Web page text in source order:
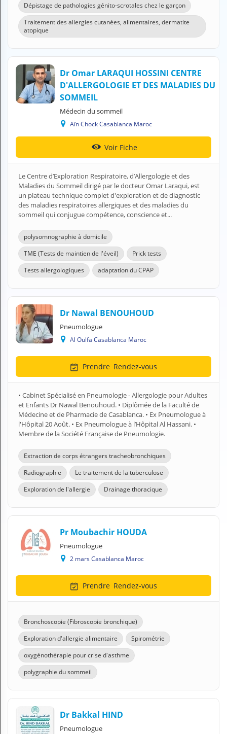
Questions médicales
Clinique
Laboratoire
Vétérinaire
M
FR Français
Dépistage de pathologies génito-scrotales chez le garçon
Traitement des allergies cutanées, alimentaires, dermatite
atopique
Dr Omar LARAQUI HOSSINI CENTRE
D'ALLERGOLOGIE ET DES MALADIES DU
SOMMEIL
Médecin du sommeil
Aïn Chock Casablanca Maroc
Voir Fiche
Le Centre d’Exploration Respiratoire, d’Allergologie et des
Maladies du Sommeil dirigé par le docteur Omar Laraqui, est
un plateau technique complet d'exploration et de diagnostic
des maladies respiratoires allergiques et des maladies du
sommeil qui conjugue compétence, conscience et...
polysomnographie à domicile
TME (Tests de maintien de l'éveil)
Prick tests
Tests allergologiques
adaptation du CPAP
Dr Nawal BENOUHOUD
Pneumologue
Al Oulfa Casablanca Maroc
Prendre Rendez-vous
• Cabinet Spécialisé en Pneumologie - Allergologie pour Adultes
et Enfants Dr Nawal Benouhoud. • Diplômée de la Faculté de
Médecine et de Pharmacie de Casablanca. • Ex Pneumologue à
l'Hôpital 20 Août. • Ex Pneumologue à l’Hôpital Al Hassani. •
Membre de la Société Française de Pneumologie.
Extraction de corps étrangers tracheobronchiques
Radiographie
Le traitement de la tuberculose
Exploration de l'allergie
Drainage thoracique
Pr Moubachir HOUDA
Pneumologue
2 mars Casablanca Maroc
Prendre Rendez-vous
Bronchoscopie (Fibroscopie bronchique)
Exploration d'allergie alimentaire
Spirométrie
oxygénothérapie pour crise d'asthme
polygraphie du sommeil
Dr Bakkal HIND
Pneumologue